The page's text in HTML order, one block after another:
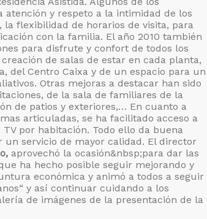
atención y respeto a la intimidad de los
flexibilidad de horarios de visita, para
con la familia. El año 2010 también
para disfrute y confort de todos los
de salas de estar en cada planta,
del Centro Caixa y de un espacio para un
Otras mejoras a destacar han sido
de la sala de familiares de la
de patios y exteriores,… En cuanto a
articuladas, se ha facilitado acceso a
por habitación. Todo ello da buena
servicio de mayor calidad. El director
aprovechó la ocasión&nbsp;para dar las
ha hecho posible seguir mejorando y
económica y animó a todos a seguir
y así continuar cuidando a los
de imágenes de la presentación de la